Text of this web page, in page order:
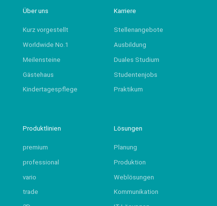
Über uns
Kurz vorgestellt
Worldwide No.1
Meilensteine
Gästehaus
Kindertagespflege
Karriere
Stellenangebote
Ausbildung
Duales Studium
Studentenjobs
Praktikum
Produktlinien
premium
professional
vario
trade
Lösungen
Planung
Produktion
Weblösungen
Kommunikation